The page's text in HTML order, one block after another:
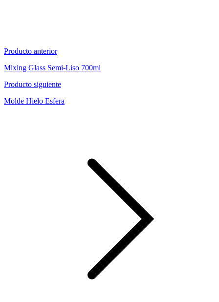
Producto anterior
Mixing Glass Semi-Liso 700ml
Producto siguiente
Molde Hielo Esfera